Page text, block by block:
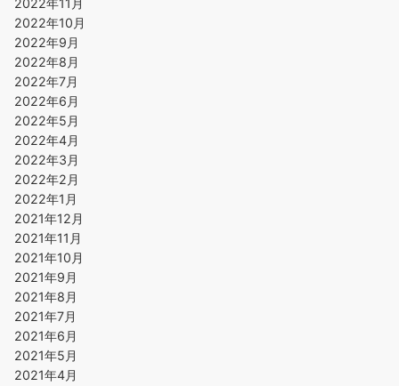
2022年11月
2022年10月
2022年9月
2022年8月
2022年7月
2022年6月
2022年5月
2022年4月
2022年3月
2022年2月
2022年1月
2021年12月
2021年11月
2021年10月
2021年9月
2021年8月
2021年7月
2021年6月
2021年5月
2021年4月